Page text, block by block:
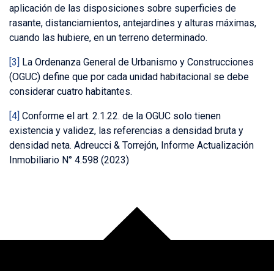
aplicación de las disposiciones sobre superficies de
rasante, distanciamientos, antejardines y alturas máximas,
cuando las hubiere, en un terreno determinado.
[3] La Ordenanza General de Urbanismo y Construcciones
(OGUC) define que por cada unidad habitacional se debe
considerar cuatro habitantes.
[4] Conforme el art. 2.1.22. de la OGUC solo tienen
existencia y validez, las referencias a densidad bruta y
densidad neta. Adreucci & Torrejón, Informe Actualización
Inmobiliario N° 4.598 (2023)